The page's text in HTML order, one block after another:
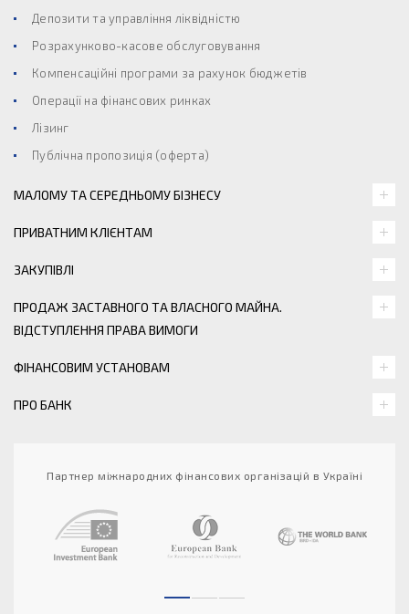
Депозити та управління ліквідністю
Розрахунково-касове обслуговування
Компенсаційні програми за рахунок бюджетів
Операції на фінансових ринках
Лізинг
Публічна пропозиція (оферта)
МАЛОМУ ТА СЕРЕДНЬОМУ БІЗНЕСУ
ПРИВАТНИМ КЛІЄНТАМ
ЗАКУПІВЛІ
ПРОДАЖ ЗАСТАВНОГО ТА ВЛАСНОГО МАЙНА.
ВІДСТУПЛЕННЯ ПРАВА ВИМОГИ
ФІНАНСОВИМ УСТАНОВАМ
ПРО БАНК
Партнер міжнародних фінансових організацій в Україні